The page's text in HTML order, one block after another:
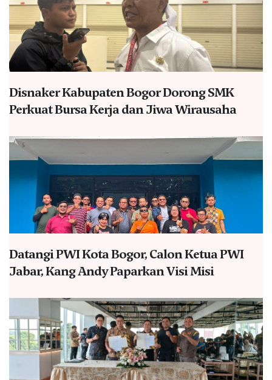
Disnaker Kabupaten Bogor Dorong SMK
Perkuat Bursa Kerja dan Jiwa Wirausaha
Datangi PWI Kota Bogor, Calon Ketua PWI
Jabar, Kang Andy Paparkan Visi Misi